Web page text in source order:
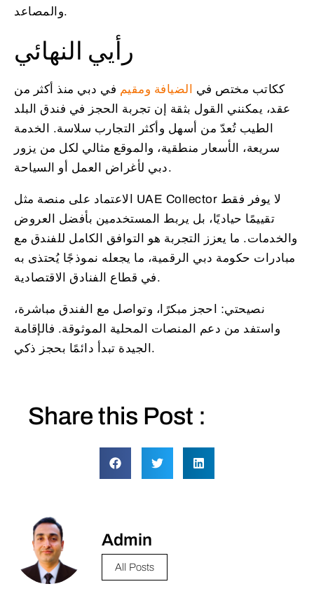
والمصاعد.
رأيي النهائي
ككاتب مختص في الضيافة ومقيم في دبي منذ أكثر من
عقد، يمكنني القول بثقة إن تجربة الحجز في فندق البلد
الطيب تُعدّ من أسهل وأكثر التجارب سلاسة. الخدمة
سريعة، الأسعار منطقية، والموقع مثالي لكل من يزور
دبي لأغراض العمل أو السياحة.
الاعتماد على منصة مثل UAE Collector لا يوفر فقط
تقييمًا حياديًا، بل يربط المستخدمين بأفضل العروض
والخدمات. ما يعزز التجربة هو التوافق الكامل للفندق مع
مبادرات حكومة دبي الرقمية، ما يجعله نموذجًا يُحتذى به
في قطاع الفنادق الاقتصادية.
نصيحتي: احجز مبكرًا، وتواصل مع الفندق مباشرة،
واستفد من دعم المنصات المحلية الموثوقة. فالإقامة
الجيدة تبدأ دائمًا بحجز ذكي.
Share this Post :
Admin
All Posts